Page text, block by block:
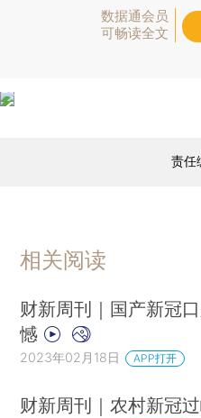
数据通会员
可畅读全文
责任
相关阅读
财新周刊｜国产新冠
憾
2023年02月18日 APP打开
财新周刊｜农村新冠